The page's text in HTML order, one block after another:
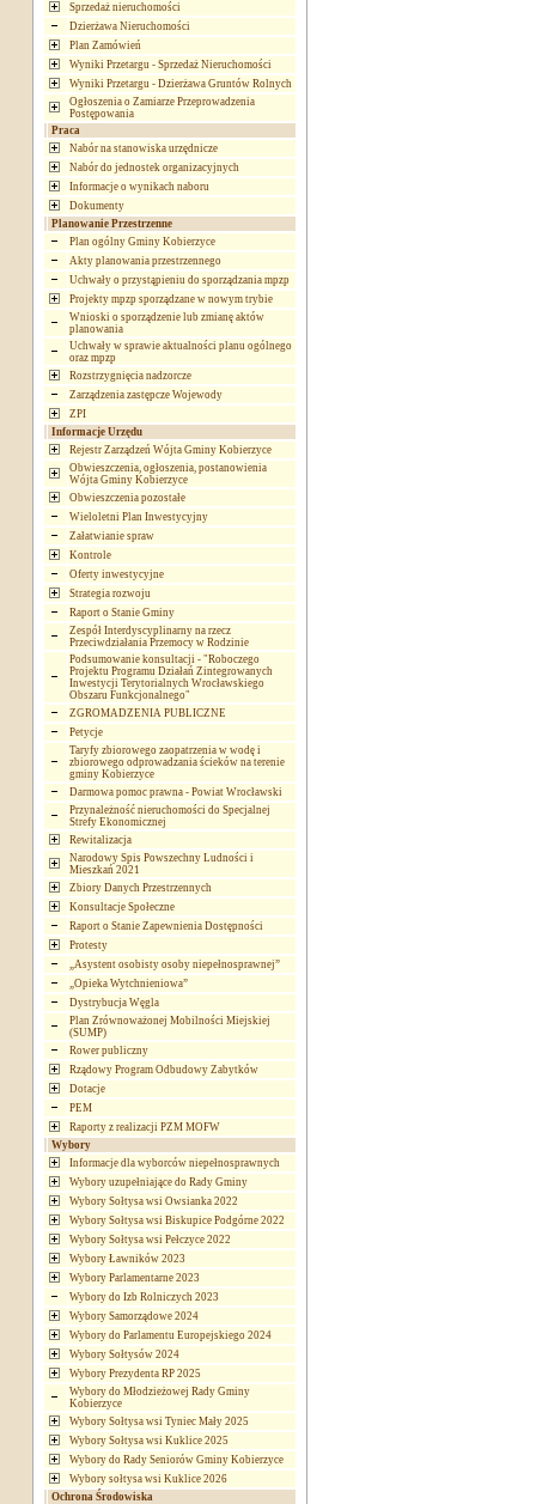
Sprzedaż nieruchomości
Dzierżawa Nieruchomości
Plan Zamówień
Wyniki Przetargu - Sprzedaż Nieruchomości
Wyniki Przetargu - Dzierżawa Gruntów Rolnych
Ogłoszenia o Zamiarze Przeprowadzenia
Postępowania
Praca
Nabór na stanowiska urzędnicze
Nabór do jednostek organizacyjnych
Informacje o wynikach naboru
Dokumenty
Planowanie Przestrzenne
Plan ogólny Gminy Kobierzyce
Akty planowania przestrzennego
Uchwały o przystąpieniu do sporządzania mpzp
Projekty mpzp sporządzane w nowym trybie
Wnioski o sporządzenie lub zmianę aktów
planowania
Uchwały w sprawie aktualności planu ogólnego
oraz mpzp
Rozstrzygnięcia nadzorcze
Zarządzenia zastępcze Wojewody
ZPI
Informacje Urzędu
Rejestr Zarządzeń Wójta Gminy Kobierzyce
Obwieszczenia, ogłoszenia, postanowienia
Wójta Gminy Kobierzyce
Obwieszczenia pozostałe
Wieloletni Plan Inwestycyjny
Załatwianie spraw
Kontrole
Oferty inwestycyjne
Strategia rozwoju
Raport o Stanie Gminy
Zespół Interdyscyplinarny na rzecz
Przeciwdziałania Przemocy w Rodzinie
Podsumowanie konsultacji - "Roboczego
Projektu Programu Działań Zintegrowanych
Inwestycji Terytorialnych Wrocławskiego
Obszaru Funkcjonalnego"
ZGROMADZENIA PUBLICZNE
Petycje
Taryfy zbiorowego zaopatrzenia w wodę i
zbiorowego odprowadzania ścieków na terenie
gminy Kobierzyce
Darmowa pomoc prawna - Powiat Wrocławski
Przynależność nieruchomości do Specjalnej
Strefy Ekonomicznej
Rewitalizacja
Narodowy Spis Powszechny Ludności i
Mieszkań 2021
Zbiory Danych Przestrzennych
Konsultacje Społeczne
Raport o Stanie Zapewnienia Dostępności
Protesty
„Asystent osobisty osoby niepełnosprawnej”
„Opieka Wytchnieniowa”
Dystrybucja Węgla
Plan Zrównoważonej Mobilności Miejskiej
(SUMP)
Rower publiczny
Rządowy Program Odbudowy Zabytków
Dotacje
PEM
Raporty z realizacji PZM MOFW
Wybory
Informacje dla wyborców niepełnosprawnych
Wybory uzupełniające do Rady Gminy
Wybory Sołtysa wsi Owsianka 2022
Wybory Sołtysa wsi Biskupice Podgórne 2022
Wybory Sołtysa wsi Pełczyce 2022
Wybory Ławników 2023
Wybory Parlamentarne 2023
Wybory do Izb Rolniczych 2023
Wybory Samorządowe 2024
Wybory do Parlamentu Europejskiego 2024
Wybory Sołtysów 2024
Wybory Prezydenta RP 2025
Wybory do Młodzieżowej Rady Gminy
Kobierzyce
Wybory Sołtysa wsi Tyniec Mały 2025
Wybory Sołtysa wsi Kuklice 2025
Wybory do Rady Seniorów Gminy Kobierzyce
Wybory sołtysa wsi Kuklice 2026
Ochrona Środowiska